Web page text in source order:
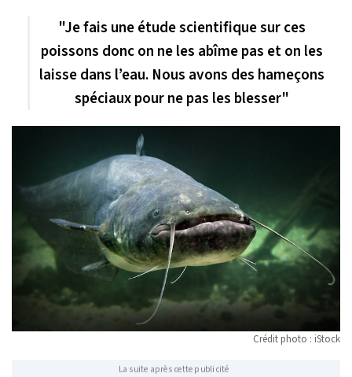
"Je fais une étude scientifique sur ces
poissons donc on ne les abîme pas et on les
laisse dans l’eau. Nous avons des hameçons
spéciaux pour ne pas les blesser"
Crédit photo : iStock
La suite après cette publicité